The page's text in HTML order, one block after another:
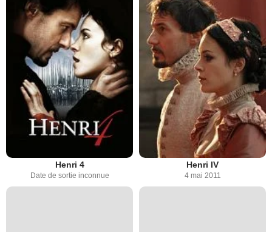
Henri 4
Date de sortie inconnue
Henri IV
4 mai 2011